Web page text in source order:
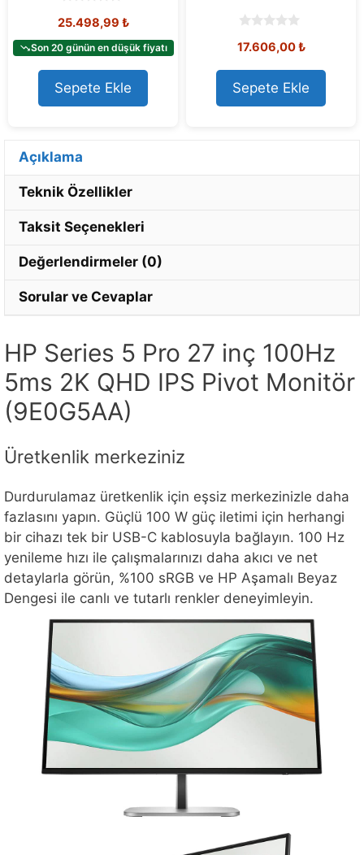
o
t
o
f
5
25.498,99 ₺
Son 20 günün en düşük fiyatı
Sepete Ekle
o
t
o
f
5
17.606,00₺
Sepete Ekle
Açıklama
Teknik Özellikler
Taksit Seçenekleri
Değerlendirmeler (0)
Sorular ve Cevaplar
HP Series 5 Pro 27 inç 100Hz
5ms 2K QHD IPS Pivot Monitör
(9E0G5AA)
Üretkenlik merkeziniz
Durdurulamaz üretkenlik için eşsiz merkezinizle daha
fazlasını yapın. Güçlü 100 W güç iletimi için herhangi
bir cihazı tek bir USB-C kablosuyla bağlayın. 100 Hz
yenileme hızı ile çalışmalarınızı daha akıcı ve net
detaylarla görün, %100 sRGB ve HP Aşamalı Beyaz
Dengesi ile canlı ve tutarlı renkler deneyimleyin.